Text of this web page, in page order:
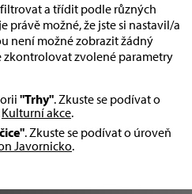
a třídit podle různých
právě možné, že jste si nastavil/a
není možné zobrazit žádný
zvolené parametry
"Trhy". Zkuste se podívat o
Kulturní akce.
. Zkuste se podívat o úroveň
Javornicko.